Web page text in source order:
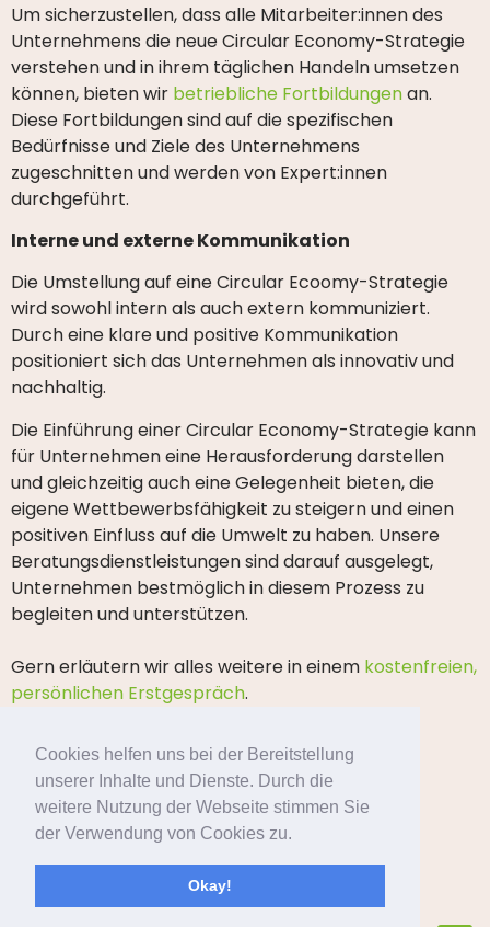
Cookies helfen uns bei der Bereitstellung
unserer Inhalte und Dienste. Durch die
weitere Nutzung der Webseite stimmen Sie
der Verwendung von Cookies zu.
Okay!
Um sicherzustellen, dass alle Mitarbeiter:innen des
Unternehmens die neue Circular Economy-Strategie
verstehen und in ihrem täglichen Handeln umsetzen
können, bieten wir betriebliche Fortbildungenan.
Diese Fortbildungen sind auf die spezifischen
Bedürfnisse und Ziele des Unternehmens
zugeschnitten und werden von Expert:innen
durchgeführt.
Interne und externe Kommunikation
Die Umstellung auf eine Circular Ecoomy-Strategie
wird sowohl intern als auch extern kommuniziert.
Durch eine klare und positive Kommunikation
positioniert sich das Unternehmen als innovativ und
nachhaltig.
Die Einführung einer Circular Economy-Strategie kann
für Unternehmen eine Herausforderung darstellen
und gleichzeitig auch eine Gelegenheit bieten, die
eigene Wettbewerbsfähigkeit zu steigern und einen
positiven Einfluss auf die Umwelt zu haben. Unsere
Beratungsdienstleistungen sind darauf ausgelegt,
Unternehmen bestmöglich in diesem Prozess zu
begleiten und unterstützen.
Gern erläutern wir alles weitere in einem kostenfreien,
persönlichen Erstgespräch.
Newsblog